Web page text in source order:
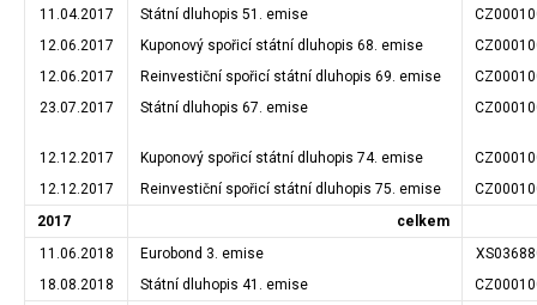
11.04.2017
Státní dluhopis 51. emise
12.06.2017
Kuponový spořicí státní dluhopis 68. emise
12.06.2017
Reinvestiční spořicí státní dluhopis 69. emise
23.07.2017
Státní dluhopis 67. emise
12.12.2017 Kuponový spořicí státní dluhopis 74. emise
12.12.2017
Reinvestiční spořicí státní dluhopis 75. emise
2017
celkem
11.06.2018
Eurobond 3. emise
18.08.2018
Státní dluhopis 41. emise